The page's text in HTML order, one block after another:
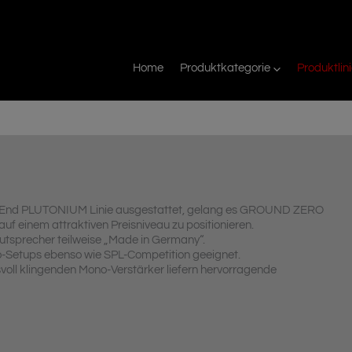
Home Produktkategorie
PLUTONIUM Linie ausgestattet, gelang es GROUND ZERO
einem attraktiven Preisniveau zu positionieren.
teilweise „Made in Germany“.
ebenso wie SPL-Competition geeignet.
klingenden Mono-Verstärker liefern hervorragende